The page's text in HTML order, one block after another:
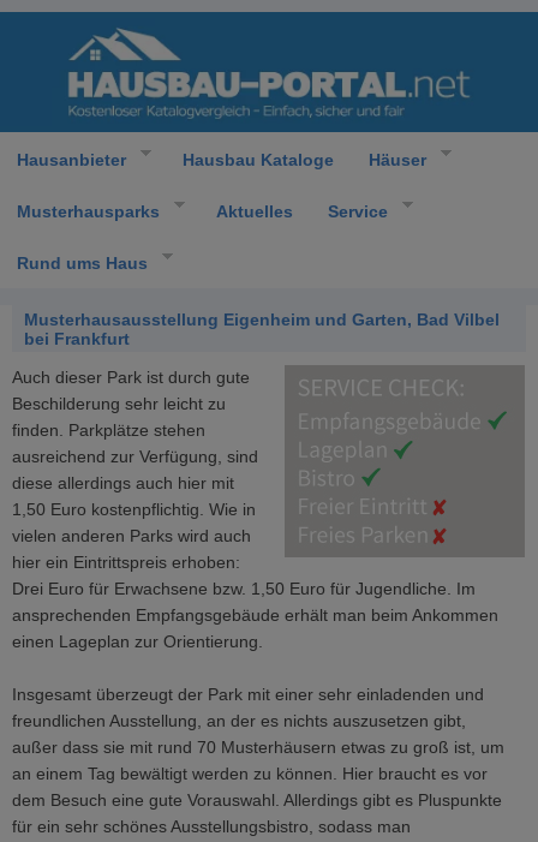
Hausanbieter Hausbau Kataloge Häuser
Musterhausparks Aktuelles Service
Rund ums Haus
Musterhausausstellung Eigenheim und Garten, Bad Vilbel
bei Frankfurt
Auch dieser Park ist durch gute
Beschilderung sehr leicht zu
finden. Parkplätze stehen
ausreichend zur Verfügung, sind
diese allerdings auch hier mit
1,50 Euro kostenpflichtig. Wie in
vielen anderen Parks wird auch
hier ein Eintrittspreis erhoben:
Drei Euro für Erwachsene bzw. 1,50 Euro für Jugendliche. Im
ansprechenden Empfangsgebäude erhält man beim Ankommen
einen Lageplan zur Orientierung.
Insgesamt überzeugt der Park mit einer sehr einladenden und
freundlichen Ausstellung, an der es nichts auszusetzen gibt,
außer dass sie mit rund 70 Musterhäusern etwas zu groß ist, um
an einem Tag bewältigt werden zu können. Hier braucht es vor
dem Besuch eine gute Vorauswahl. Allerdings gibt es Pluspunkte
für ein sehr schönes Ausstellungsbistro, sodass man